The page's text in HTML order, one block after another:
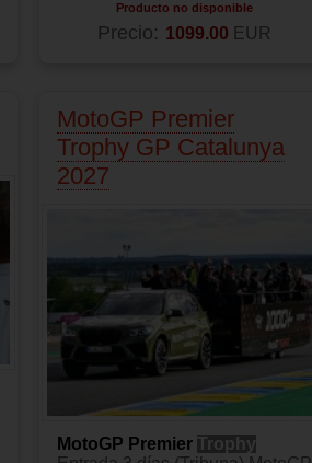
Producto no disponible
Precio: 1099.00 EUR
MotoGP Premier
Trophy GP Catalunya
2027
MotoGP Premier Trophy